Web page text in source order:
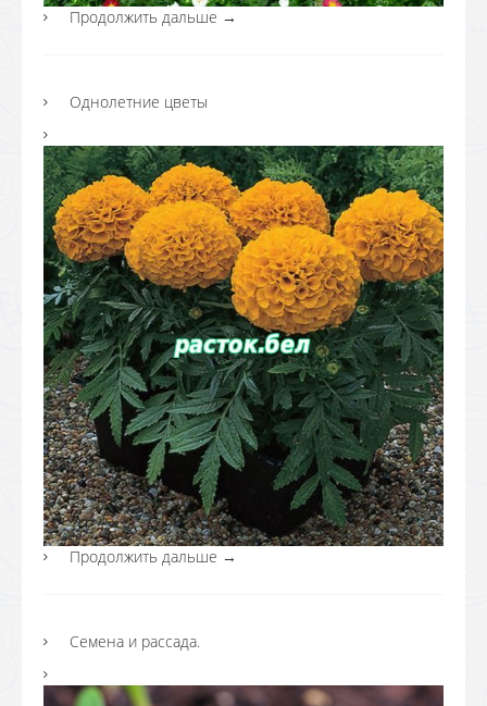
Продолжить дальше →
Однолетние цветы
Продолжить дальше →
Семена и рассада.